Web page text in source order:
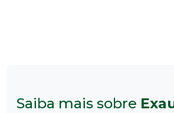
Saiba mais sobre